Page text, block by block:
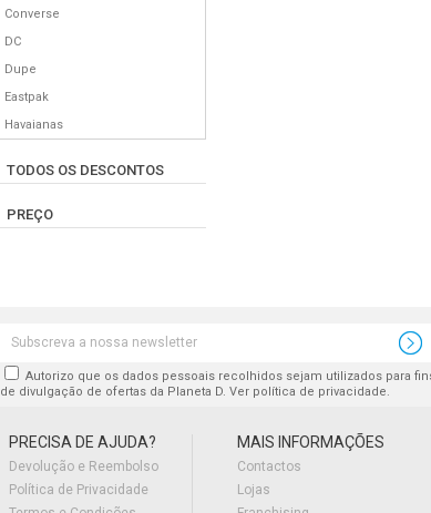
Converse
DC
Dupe
Eastpak
Havaianas
Hummel
Komono
New Balance
New Era
Puma
TODOS OS DESCONTOS
PREÇO
Entre € 150,00 e € 200,00
Autorizo que os dados pessoais recolhidos sejam utilizados para
de divulgação de ofertas da Planeta D. Ver política de privacidade.
PRECISA DE AJUDA?
Devolução e Reembolso
Política de Privacidade
MAIS INFORMAÇÕES
Contactos
Lojas